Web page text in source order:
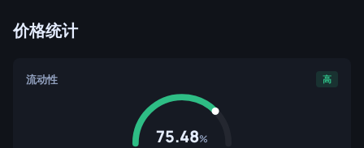
价格统计
流动性 高
75.48%